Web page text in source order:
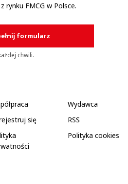
rynku FMCG w Polsce.
formularz
chwili.
Wydawca
się
RSS
Polityka cookies